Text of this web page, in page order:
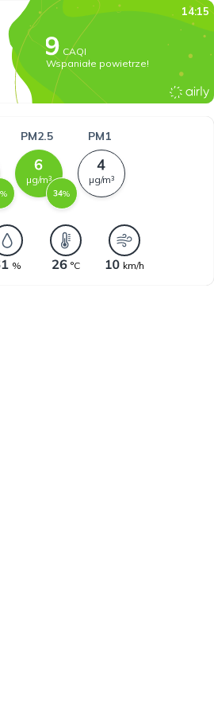
14:15
CAQI
Wspaniałe powietrze!
%
PM2.5
µg/m³
%
PM1
µg/m³
% °C km/h